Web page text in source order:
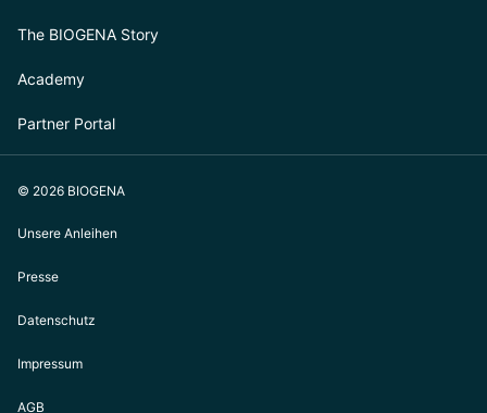
The BIOGENA Story
Academy
Partner Portal
© 2026 BIOGENA
Unsere Anleihen
Presse
Datenschutz
Impressum
AGB